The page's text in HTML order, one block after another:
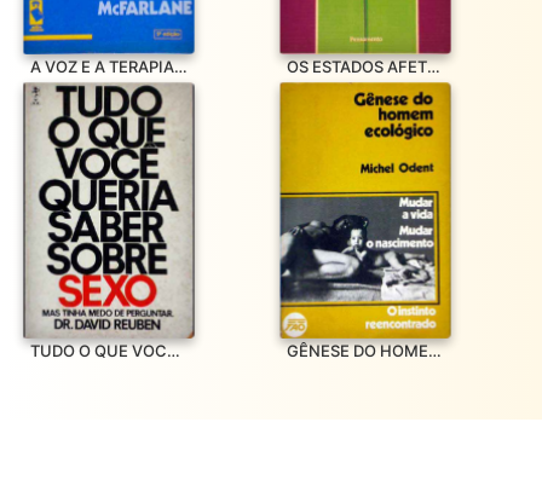
A VOZ E A TERAPIA VOCAL OS ESTADOS AFETIVOS E OS REMÉDIOS FLORAIS DO DR BACH – UM RE
TUDO O QUE VOCÊ QUERIA SABER SOBRE SEXO MAS TINHA MEDO DE PE GÊNESE DO HOMEM ECOLÓGICO – O INSTINTO REENCONTRADO